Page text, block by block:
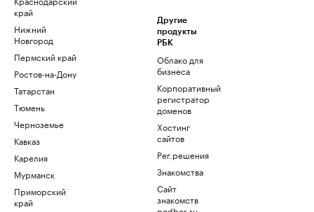
край
Нижний
Новгород
Пермский край
Ростов-на-Дону
Татарстан
Тюмень
Черноземье
Кавказ
Карелия
Мурманск
Приморский
край
Другие
продукты
РБК
Облако для
бизнеса
Корпоративный
регистратор
доменов
Хостинг
сайтов
Рег.решения
Знакомства
Сайт
знакомств